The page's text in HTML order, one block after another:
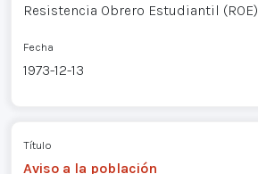
Resistencia Obrero Estudiantil (ROE)
Fecha
1973-12-13
Título
Aviso a la población